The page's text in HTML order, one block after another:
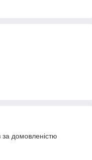
домовленістю